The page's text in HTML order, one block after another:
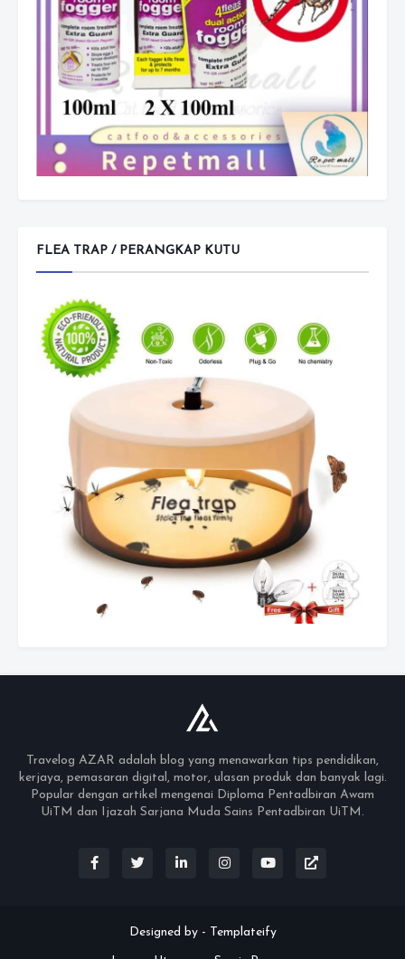
FLEA TRAP / PERANGKAP KUTU
Travelog AZAR adalah blog yang menawarkan tips pendidikan,
kerjaya, pemasaran digital, motor, ulasan produk dan banyak lagi.
Popular dengan artikel mengenai Diploma Pentadbiran Awam
UiTM dan Ijazah Sarjana Muda Sains Pentadbiran UiTM.
Designed by - Templateify